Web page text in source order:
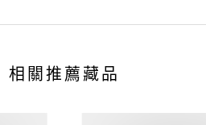
相關推薦藏品